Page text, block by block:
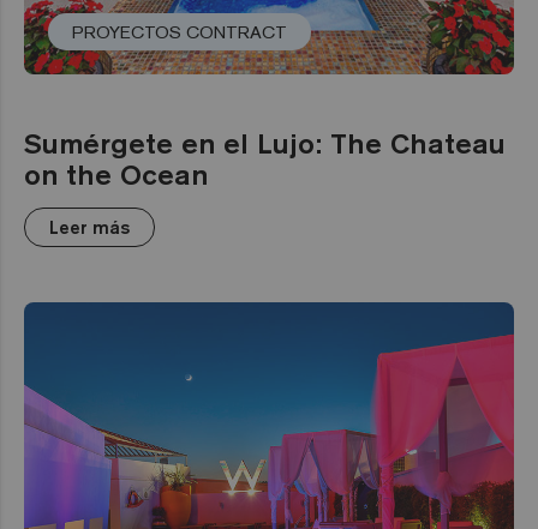
PROYECTOS CONTRACT
Sumérgete en el Lujo: The Chateau
on the Ocean
Leer más